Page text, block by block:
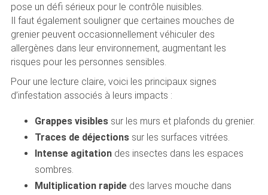
pose un défi sérieux pour le contrôle nuisibles.
Il faut également souligner que certaines mouches de
grenier peuvent occasionnellement véhiculer des
allergènes dans leur environnement, augmentant les
risques pour les personnes sensibles.
Pour une lecture claire, voici les principaux signes
d’infestation associés à leurs impacts :
Grappes visiblessur les murs et plafonds du grenier.
Traces de déjectionssur les surfaces vitrées.
Intense agitationdes insectes dans les espaces
sombres.
Multiplication rapidedes larves mouche dans